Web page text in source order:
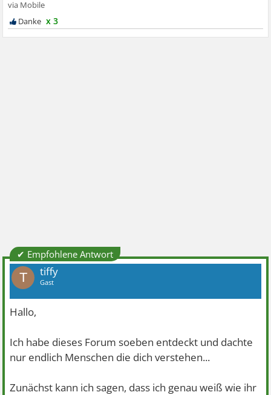
x 3
✔ Empfohlene Antwort
T tiffy
Gast
Hallo,
Ich habe dieses Forum soeben entdeckt und dachte
nur endlich Menschen die dich verstehen...
Zunächst kann ich sagen, dass ich genau weiß wie ihr